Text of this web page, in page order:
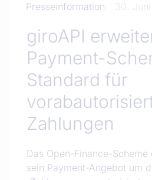
Presseinformation 30.
giroAPI
Payment-
Standard für
Zahlungen
Das Open-Finance-
sein Payment-Angebot um